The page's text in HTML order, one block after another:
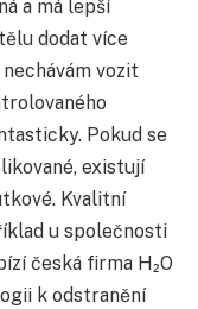
a má lepší
dodat více
vozit
Pokud se
existují
Kvalitní
u společnosti
česká firma H₂O
k odstranění